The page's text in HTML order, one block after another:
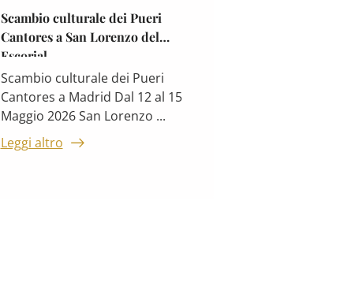
Scambio culturale dei Pueri
Cantores a San Lorenzo del
Escorial
Scambio culturale dei Pueri
Cantores a Madrid Dal 12 al 15
Maggio 2026 San Lorenzo ...
Leggi altro